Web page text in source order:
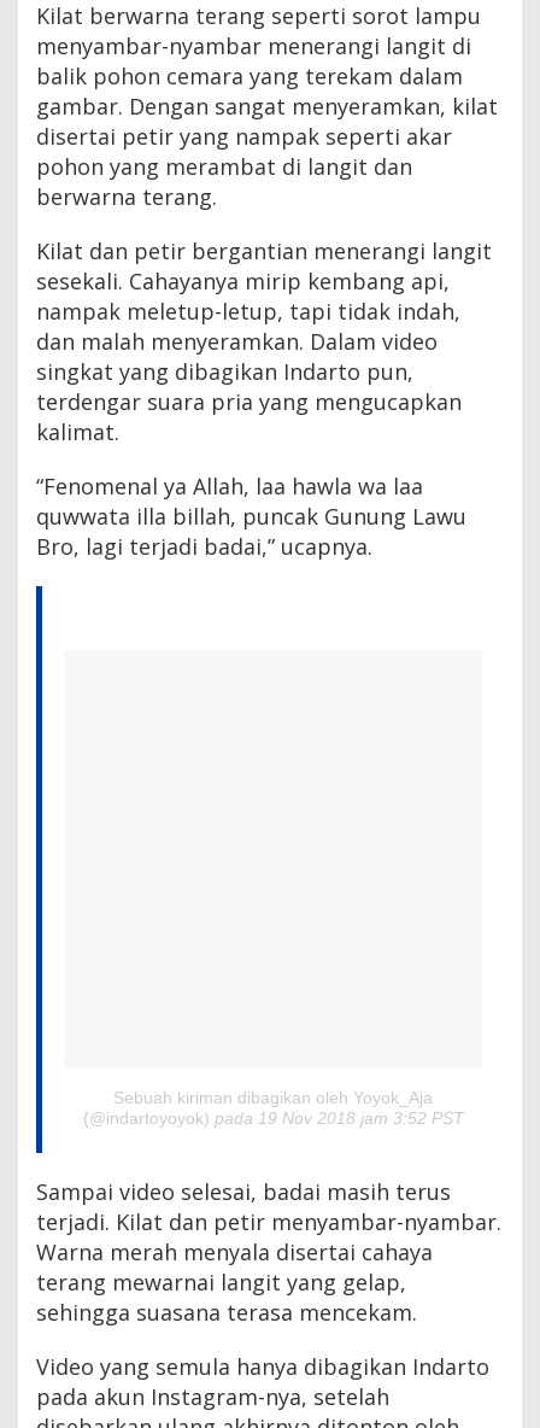
b
a
r
-
n
a
m
b
a
Kilat berwarna terang seperti sorot lampu
menyambar-nyambar menerangi langit di
balik pohon cemara yang terekam dalam
gambar. Dengan sangat menyeramkan, kilat
disertai petir yang nampak seperti akar
pohon yang merambat di langit dan
berwarna terang.
Kilat dan petir bergantian menerangi langit
sesekali. Cahayanya mirip kembang api,
nampak meletup-letup, tapi tidak indah,
dan malah menyeramkan. Dalam video
singkat yang dibagikan Indarto pun,
terdengar suara pria yang mengucapkan
kalimat.
“Fenomenal ya Allah, laa hawla wa laa
quwwata illa billah, puncak Gunung Lawu
Bro, lagi terjadi badai,” ucapnya.
Sebuah kiriman dibagikan oleh Yoyok_Aja
(@indartoyoyok) pada 19 Nov 2018 jam 3:52 PST
Sampai video selesai, badai masih terus
terjadi. Kilat dan petir menyambar-nyambar.
Warna merah menyala disertai cahaya
terang mewarnai langit yang gelap,
sehingga suasana terasa mencekam.
Video yang semula hanya dibagikan Indarto
pada akun Instagram-nya, setelah